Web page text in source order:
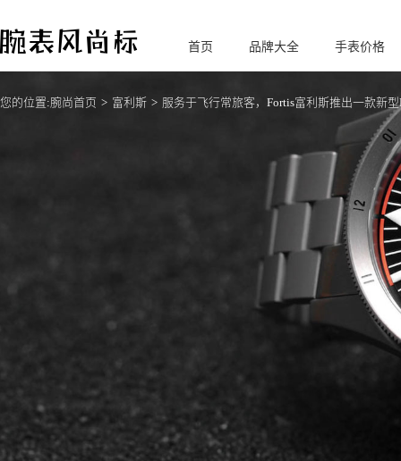
腕
表风尚标
首页 品牌大全 手表价格
您的位置:腕尚首页 富利斯 服务于飞行常旅客，Fortis富利斯推出一款新